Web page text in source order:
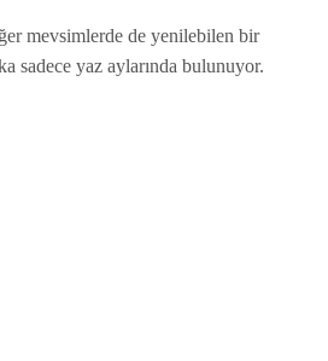
mevsimlerde de yenilebilen bir
sadece yaz aylarında bulunuyor.